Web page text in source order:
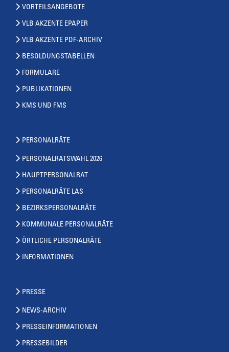
VORTEILSANGEBOTE
VLB AKZENTE EPAPER
VLB AKZENTE PDF-ARCHIV
BESOLDUNGSTABELLEN
FORMULARE
PUBLIKATIONEN
KMS UND FMS
PERSONALRÄTE
PERSONALRATSWAHL 2026
HAUPTPERSONALRAT
PERSONALRÄTE LAS
BEZIRKSPERSONALRÄTE
KOMMUNALE PERSONALRÄTE
ÖRTLICHE PERSONALRÄTE
INFORMATIONEN
PRESSE
NEWS-ARCHIV
PRESSEINFORMATIONEN
PRESSEBILDER